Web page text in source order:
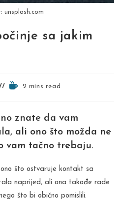
unsplash.com
sa jakim
Reading2 mins read
znate da vam
ali ono što možda ne
vam tačno trebaju.
što ostvaruje kontakt sa
naprijed, ali ona takođe rade
što bi obično pomislili.